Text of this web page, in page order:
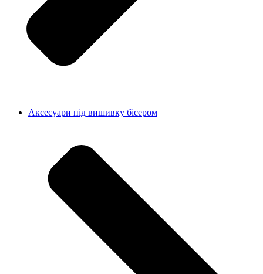
Аксесуари під вишивку бісером